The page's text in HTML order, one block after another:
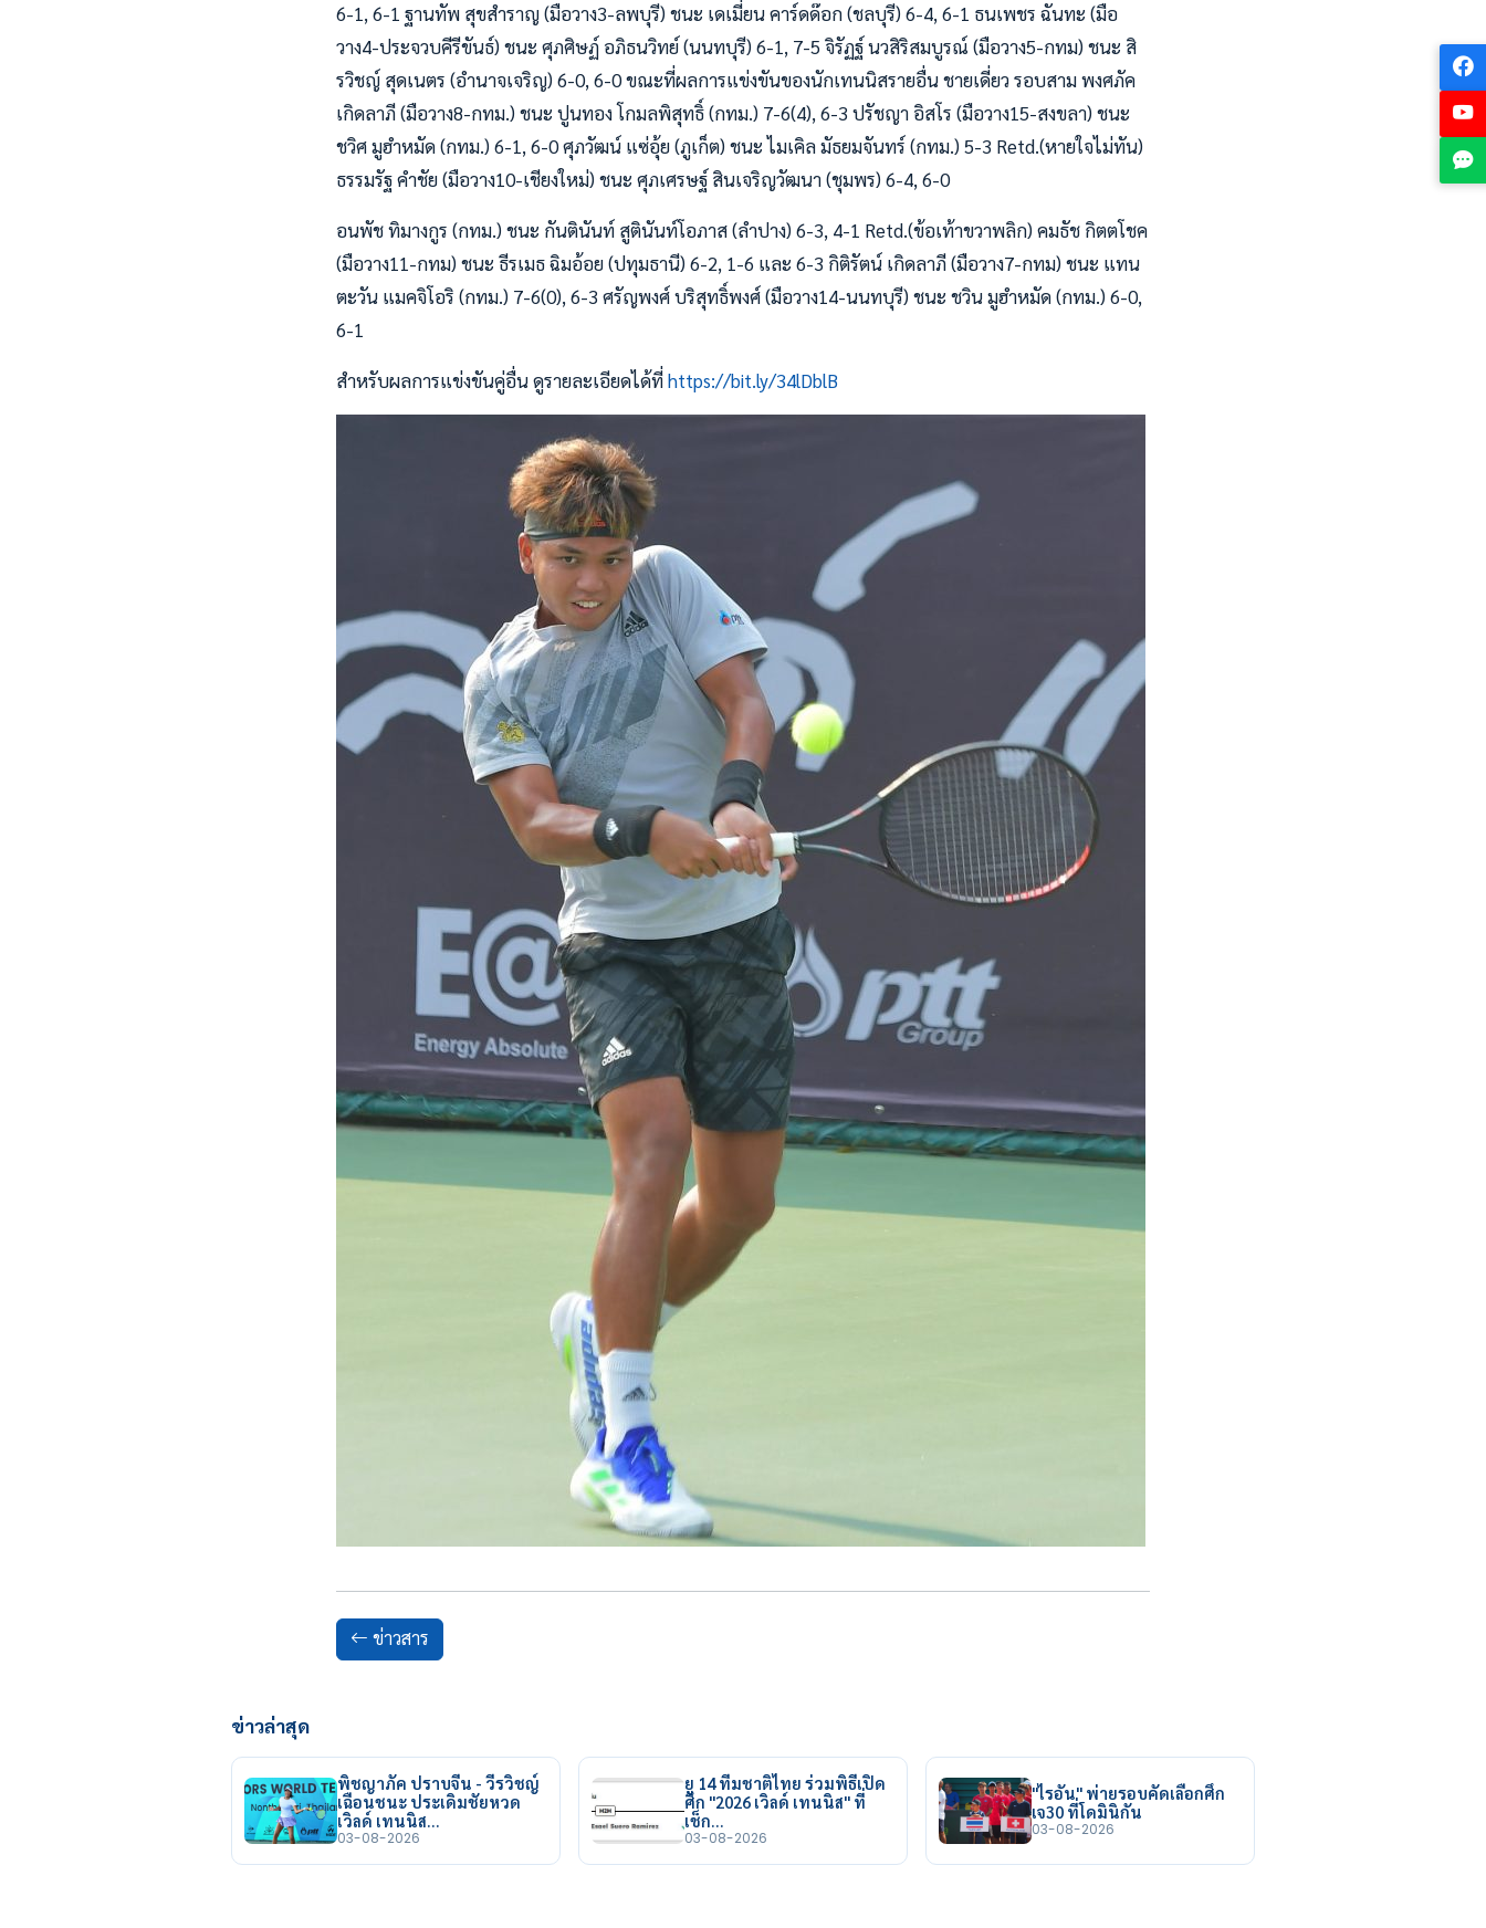
6-1, 6-1 ฐานทัพ สุขสำราญ (มือวาง3-ลพบุรี) ชนะ เดเมี่ยน คาร์ดด๊อก (ชลบุรี) 6-4, 6-1 ธนเพชร ฉันทะ (มือ
วาง4-ประจวบคีรีขันธ์) ชนะ ศุภศิษฏ์ อภิธนวิทย์ (นนทบุรี) 6-1, 7-5 จิรัฏฐ์ นวสิริสมบูรณ์ (มือวาง5-กทม) ชนะ สิ
รวิชญ์ สุดเนตร (อำนาจเจริญ) 6-0, 6-0 ขณะที่ผลการแข่งขันของนักเทนนิสรายอื่น ชายเดี่ยว รอบสาม พงศภัค
เกิดลาภี (มือวาง8-กทม.) ชนะ ปูนทอง โกมลพิสุทธิ์ (กทม.) 7-6(4), 6-3 ปรัชญา อิสโร (มือวาง15-สงขลา) ชนะ
ชวิศ มูฮำหมัด (กทม.) 6-1, 6-0 ศุภวัฒน์ แซ่อุ้ย (ภูเก็ต) ชนะ ไมเคิล มัธยมจันทร์ (กทม.) 5-3 Retd.(หายใจไม่ทัน)
ธรรมรัฐ คำชัย (มือวาง10-เชียงใหม่) ชนะ ศุภเศรษฐ์ สินเจริญวัฒนา (ชุมพร) 6-4, 6-0
อนพัช ทิมางกูร (กทม.) ชนะ กันตินันท์ สูตินันท์โอภาส (ลำปาง) 6-3, 4-1 Retd.(ข้อเท้าขวาพลิก) คมธัช กิตตโชค
(มือวาง11-กทม) ชนะ ธีรเมธ ฉิมอ้อย (ปทุมธานี) 6-2, 1-6 และ 6-3 กิติรัตน์ เกิดลาภี (มือวาง7-กทม) ชนะ แทน
ตะวัน แมคจิโอริ (กทม.) 7-6(0), 6-3 ศรัญพงศ์ บริสุทธิ์พงศ์ (มือวาง14-นนทบุรี) ชนะ ชวิน มูฮำหมัด (กทม.) 6-0,
6-1
สำหรับผลการแข่งขันคู่อื่น ดูรายละเอียดได้ที่https://bit.ly/34lDblB
ข่าวสาร
ข่าวล่าสุด
พิชญาภัค ปราบจีน - วีรวิชญ์
เฉือนชนะ ประเดิมชัยหวด
เวิลด์ เทนนิส…
03-08-2026
ยู 14 ทีมชาติไทย ร่วมพิธีเปิด
ศึก "2026 เวิลด์ เทนนิส" ที่
เช็ก…
03-08-2026
"ไรอัน" พ่ายรอบคัดเลือกศึก
เจ30 ที่โดมินิกัน
03-08-2026